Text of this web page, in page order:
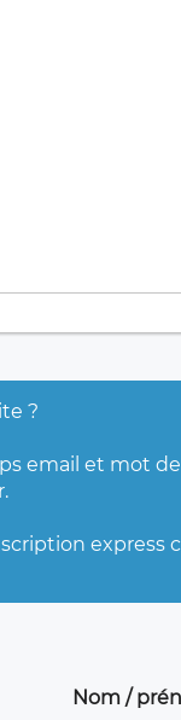
?
email et mot
express
Nom /